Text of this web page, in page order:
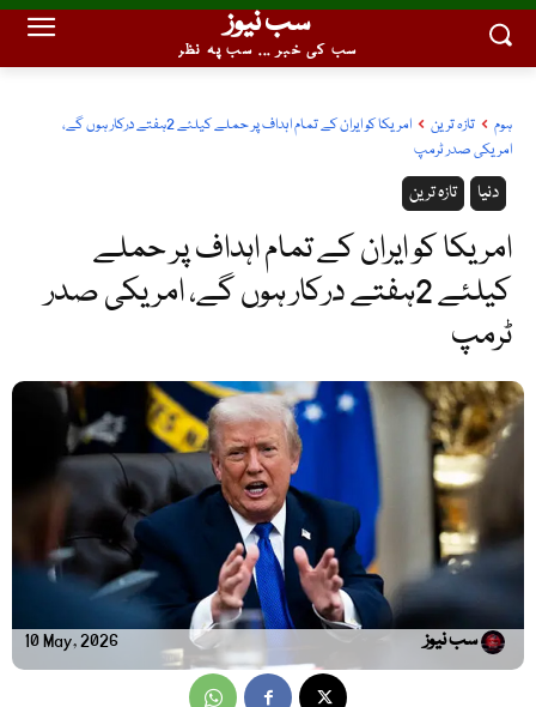
سب نیوز
سب کی خبر ... سب پہ نظر
ہوم تازہ ترین
امریکا کو ایران کے تمام اہداف پر حملے کیلئے 2ہفتے درکار ہوں گے،
امریکی صدر ٹرمپ
تازہ ترین دنیا
امریکا کو ایران کے تمام اہداف پر حملے
کیلئے 2ہفتے درکار ہوں گے، امریکی صدر
ٹرمپ
10 May, 2026 سب نیوز